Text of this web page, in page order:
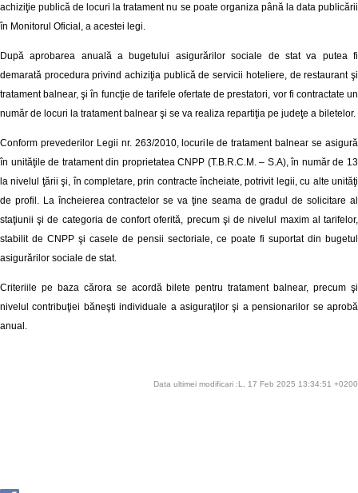
achiziţie publică de locuri la tratament nu se poate organiza până la data publicării
în Monitorul Oficial, a acestei legi.
După aprobarea anuală a bugetului asigurărilor sociale de stat va putea fi
demarată procedura privind achiziţia publică de servicii hoteliere, de restaurant şi
tratament balnear, şi în funcţie de tarifele ofertate de prestatori, vor fi contractate un
număr de locuri la tratament balnear şi se va realiza repartiţia pe judeţe a biletelor.
Conform prevederilor Legii nr. 263/2010, locurile de tratament balnear se asigură
în unităţile de tratament din proprietatea CNPP (T.B.R.C.M. – S.A), în număr de 13
la nivelul ţării şi, în completare, prin contracte încheiate, potrivit legii, cu alte unităţi
de profil. La încheierea contractelor se va ţine seama de gradul de solicitare al
staţiunii şi de categoria de confort oferită, precum şi de nivelul maxim al tarifelor,
stabilit de CNPP şi casele de pensii sectoriale, ce poate fi suportat din bugetul
asigurărilor sociale de stat.
Criteriile pe baza cărora se acordă bilete pentru tratament balnear, precum şi
nivelul contribuţiei băneşti individuale a asiguraţilor şi a pensionarilor se aprobă
anual.
Data ultimei modificari :L, 17 Feb 2025 13:34:51 +0200